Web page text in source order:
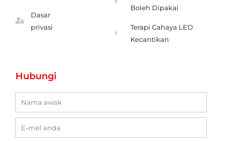
Dasar
privasi
Boleh Dipakai
Terapi Cahaya LED
Kecantikan
Hubungi
mel